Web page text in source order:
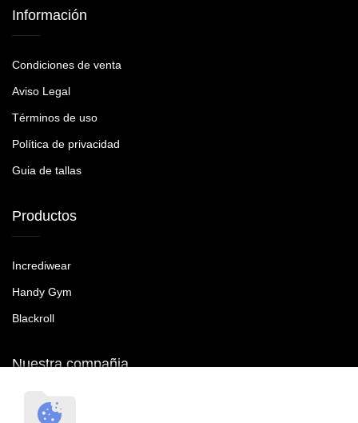
Información
Condiciones de venta
Aviso Legal
Términos de uso
Política de privacidad
Guia de tallas
Productos
Incrediwear
Handy Gym
Blackroll
Nuestra compañia
RecoveryTroop SL B90465287